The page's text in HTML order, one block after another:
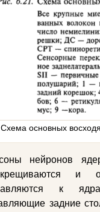
Схема основных
нейронов
и
к
задние